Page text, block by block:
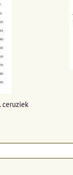
ceruziek